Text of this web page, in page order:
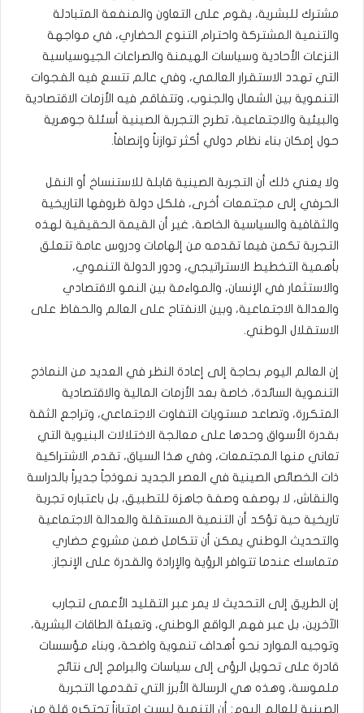
مشترك للبشرية، يقوم على التعاون والمنفعة المتبادلة
والتنمية المشتركة واحترام التنوع الحضاري، في مواجهة
النزعات الأحادية وسياسات الهيمنة والصراعات الجيوسياسية
التي تهدد الاستقرار العالمي، وفي عالم تتسع فيه الفجوات
التنموية بين الشمال والجنوب، وتتفاقم فيه الأزمات الاقتصادية
والبيئية والاجتماعية، تطرح التجربة الصينية أسئلة جوهرية
حول إمكان بناء نظام دولي أكثر توازناً وإنصافاً.
ولا يعني ذلك أن التجربة الصينية قابلة للاستنساخ أو النقل
الحرفي إلى مجتمعات أخرى، فلكل دولة ظروفها التاريخية
والثقافية والسياسية الخاصة، غير أن القيمة الحقيقية لهذه
التجربة تكمن فيما تقدمه من إلهامات ودروس عامة تتعلق
بأهمية التخطيط الاستراتيجي، ودور الدولة التنموي،
والاستثمار في الإنسان، والمواءمة بين النمو الاقتصادي
والعدالة الاجتماعية، وبين الانفتاح على العالم والحفاظ على
الاستقلال الوطني.
إن العالم اليوم بحاجة إلى إعادة النظر في العديد من النماذج
التنموية السائدة، خاصة بعد الأزمات المالية والاقتصادية
المتكررة، وتصاعد مستويات التفاوت الاجتماعي، وتراجع الثقة
بقدرة الأسواق وحدها على معالجة الاختلالات البنيوية التي
تعاني منها المجتمعات، وفي هذا السياق، تقدم الاشتراكية
ذات الخصائص الصينية في العصر الجديد نموذجاً جديراً بالدراسة
والنقاش، لا بوصفه وصفة جاهزة للتطبيق، بل باعتباره تجربة
تاريخية حية تؤكد أن التنمية المستقلة والعدالة الاجتماعية
والتحديث الوطني يمكن أن تتكامل ضمن مشروع حضاري
متماسك عندما تتوافر الرؤية والإرادة والقدرة على الإنجاز.
إن الطريق إلى التحديث لا يمر عبر التقليد الأعمى لتجارب
الآخرين، بل عبر فهم الواقع الوطني، وتعبئة الطاقات البشرية،
وتوجيه الموارد نحو أهداف تنموية واضحة، وبناء مؤسسات
قادرة على تحويل الرؤى إلى سياسات والبرامج إلى نتائج
ملموسة، وهذه هي الرسالة الأبرز التي تقدمها التجربة
الصينية للعالم اليوم: أن التنمية ليست امتيازاً تحتكره قلة من